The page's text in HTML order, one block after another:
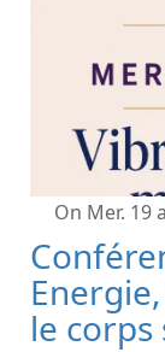
On Mer. 19
le corps